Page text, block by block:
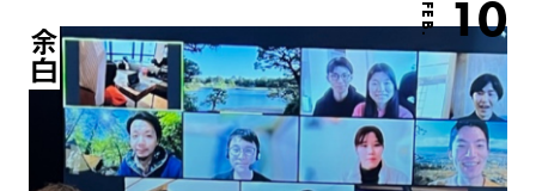
FEB. 10
余白